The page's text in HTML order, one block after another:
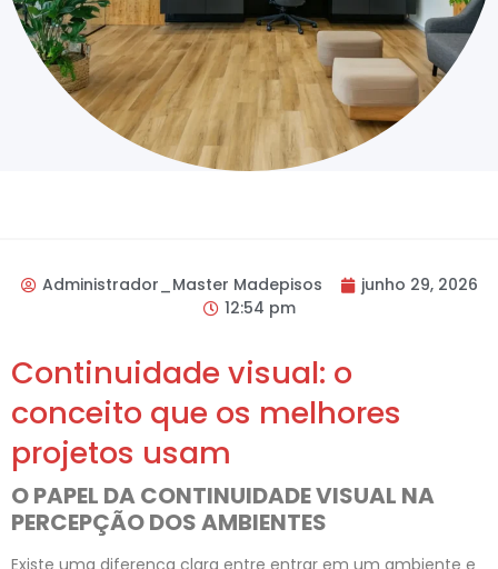
Administrador_Master Madepisos
junho 29, 2026
12:54 pm
Continuidade visual: o
conceito que os melhores
projetos usam
O PAPEL DA CONTINUIDADE VISUAL NA
PERCEPÇÃO DOS AMBIENTES
Existe uma diferença clara entre entrar em um ambiente e